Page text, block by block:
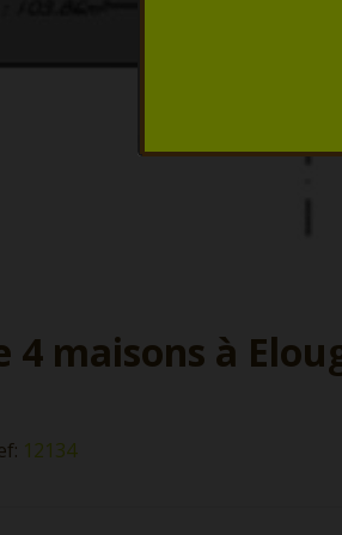
4 maisons à
12134